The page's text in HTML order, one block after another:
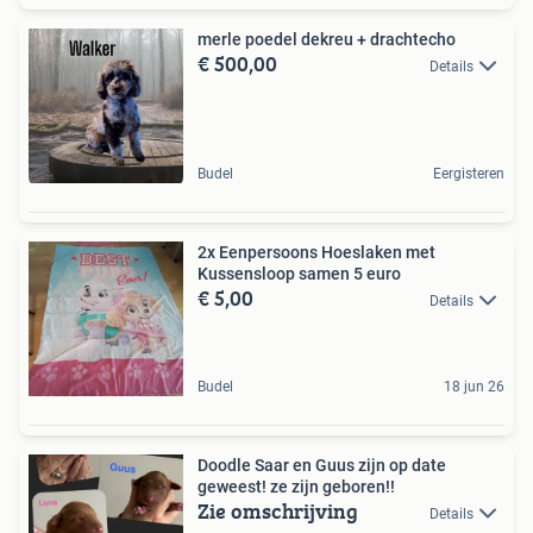
merle poedel dekreu + drachtecho
€ 500,00 Details
Budel Eergisteren
2x Eenpersoons Hoeslaken met
Kussensloop samen 5 euro
€ 5,00 Details
Budel 18 jun 26
Doodle Saar en Guus zijn op date
geweest! ze zijn geboren!!
Zie omschrijving Details